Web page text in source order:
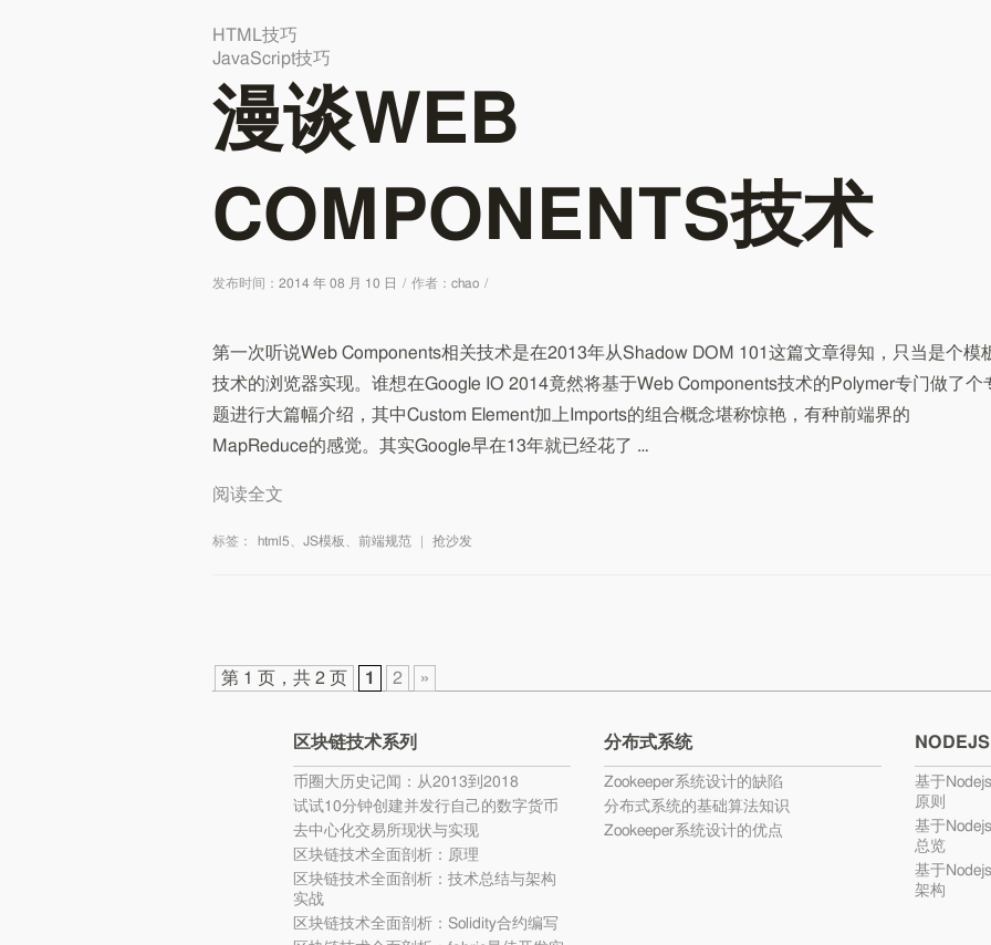
HTML技巧
JavaScript技巧
漫谈WEB
COMPONENTS技术
发布时间： 2014 年 08 月 10 日 / 作者： chao /
第一次听说Web Components相关技术是在2013年从Shadow DOM 101这篇文章得知，只当是个模
技术的浏览器实现。谁想在Google IO 2014竟然将基于Web Components技术的Polymer专门做了个
题进行大篇幅介绍，其中Custom Element加上Imports的组合概念堪称惊艳，有种前端界的
MapReduce的感觉。其实Google早在13年就已经花了 …
阅读全文
标签： html5 JS模板 前端规范 抢沙发
第 1 页，共 2 页 1 2 »
区块链技术系列
币圈大历史记闻：从2013到2018
试试10分钟创建并发行自己的数字货币
去中心化交易所现状与实现
区块链技术全面剖析：原理
区块链技术全面剖析：技术总结与架构
实战
区块链技术全面剖析：Solidity合约编写
分布式系统
Zookeeper系统设计的缺陷
分布式系统的基础算法知识
Zookeeper系统设计的优点
基于
原则
基于
总览
基于
架构